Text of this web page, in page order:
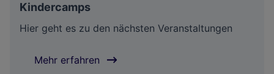
Kindercamps
Hier geht es zu den nächsten Veranstaltungen
Mehr erfahren